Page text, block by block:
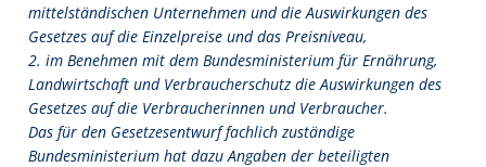
mittelständischen Unternehmen und die Auswirkungen des
Gesetzes auf die Einzelpreise und das Preisniveau,
2. im Benehmen mit dem Bundesministerium für Ernährung,
Landwirtschaft und Verbraucherschutz die Auswirkungen des
Gesetzes auf die Verbraucherinnen und Verbraucher.
Das für den Gesetzesentwurf fachlich zuständige
Bundesministerium hat dazu Angaben der beteiligten